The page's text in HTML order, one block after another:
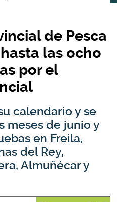
de Pesca
las ocho
por el
calendario y se
meses de junio y
en Freila,
del Rey,
Almuñécar y